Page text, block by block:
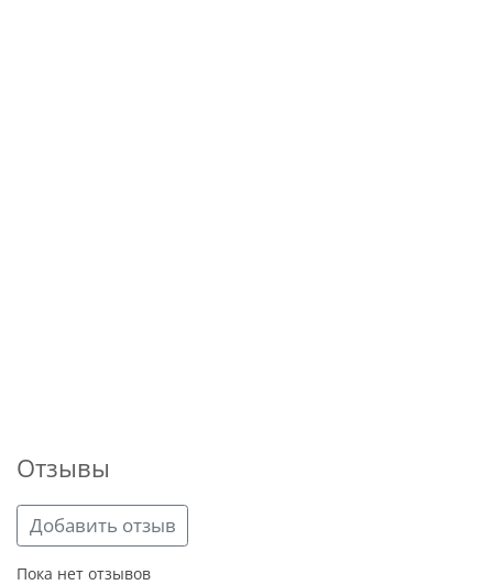
Отзывы
Добавить отзыв
Пока нет отзывов